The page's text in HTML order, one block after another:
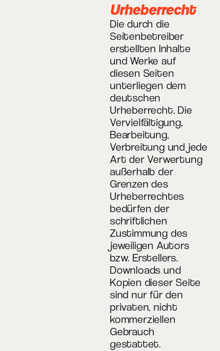
Urheberrecht
Die durch die
Seitenbetreiber
erstellten Inhalte
und Werke auf
diesen Seiten
unterliegen dem
deutschen
Urheberrecht. Die
Vervielfältigung,
Bearbeitung,
Verbreitung und jede
Art der Verwertung
außerhalb der
Grenzen des
Urheberrechtes
bedürfen der
schriftlichen
Zustimmung des
jeweiligen Autors
bzw. Erstellers.
Downloads und
Kopien dieser Seite
sind nur für den
privaten, nicht
kommerziellen
Gebrauch
gestattet.